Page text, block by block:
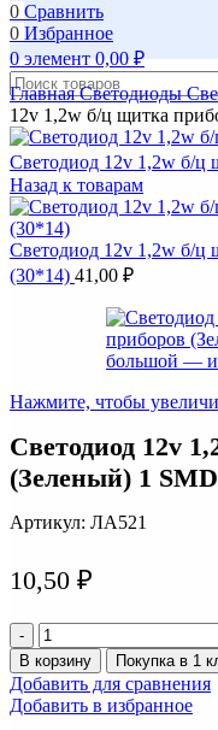
0 Сравнить
0 Избранное
0элемент 0,00₽
ГлавнаяСветодиоды
12v 1,2w б/ц щитка
Светодиод 12v 1,2w б/ц
Назад к товарам
Светодиод 12v 1,2w б/ц
(30*14) 41,00 ₽
Нажмите, чтобы
Светодиод 12v
(Зеленый) 1
Артикул: ЛА521
10,50 ₽
Количество
товара
Светодиод
12v
1,2w
В корзину Покупка в 1
Добавить для сравнения
Добавить в избранное